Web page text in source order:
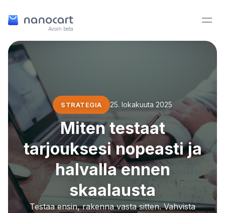
Avoin beta
STRATEGIA 25. lokakuuta 2025
Miten testaat
tarjouksesi nopeasti ja
halvalla ennen
skaalausta
Testaa ensin, rakenna vasta sitten. Vahvista